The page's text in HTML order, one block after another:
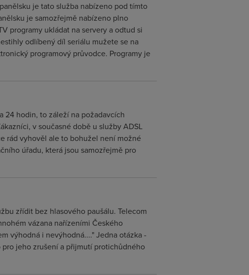
je tato služba nabízeno pod tímto
je samozřejmě nabízeno plno
programy ukládat na servery a odtud si
odlíbený díl seriálu mužete se na
programový průvodce. Programy je
24 hodin, to záleží na požadavcích
v současné době u služby ADSL
rád vyhověl ale to bohužel není možné
úřadu, která jsou samozřejmě pro
zřídit bez hlasového paušálu. Telecom
vázana nařízeními Českého
výhodná i nevýhodná...." Jedna otázka -
jeho zrušení a přijmutí protichůdného